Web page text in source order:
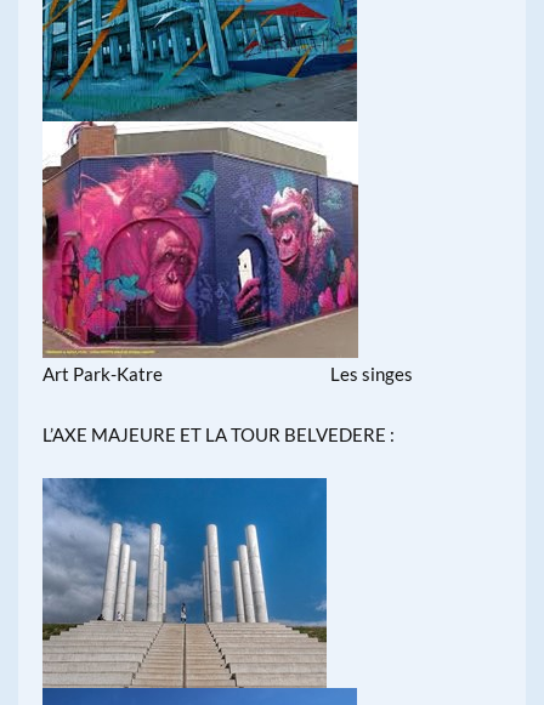
Art Park-Katre Les singes
L’AXE MAJEURE ET LA TOUR BELVEDERE :